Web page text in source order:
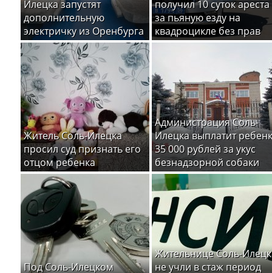
Илецка запустят
дополнительную
электричку из Оренбурга
получил 10 суток ареста
за пьяную езду на
квадроцикле без прав
Житель Соль-Илецка
просил суд признать его
отцом ребенка
Администрация Соль-
Илецка выплатит
35 000 рублей за укус
безнадзорной собаки
Под Соль-Илецком
Жительнице Соль-
не учли в стаж период